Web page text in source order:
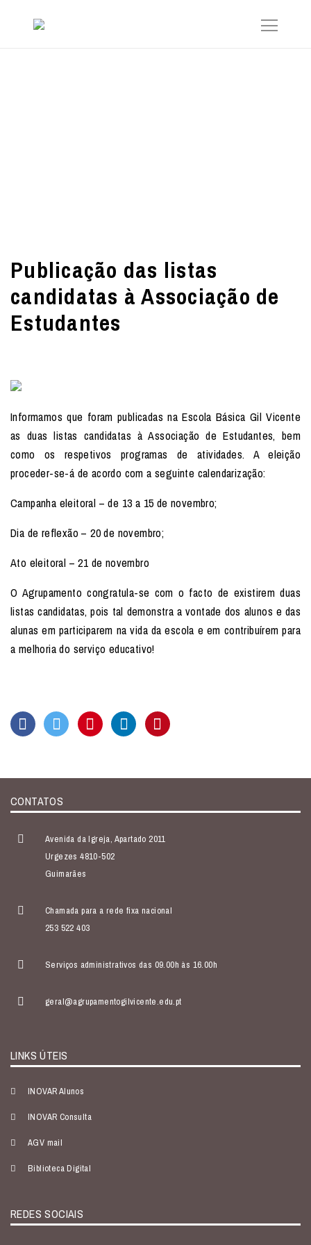
Publicação das listas
candidatas à Associação de
Estudantes
Informamos que foram publicadas na Escola Básica Gil Vicente
as duas listas candidatas à Associação de Estudantes, bem
como os respetivos programas de atividades. A eleição
proceder-se-á de acordo com a seguinte calendarização:
Campanha eleitoral – de 13 a 15 de novembro;
Dia de reflexão – 20 de novembro;
Ato eleitoral – 21 de novembro
O Agrupamento congratula-se com o facto de existirem duas
listas candidatas, pois tal demonstra a vontade dos alunos e das
alunas em participarem na vida da escola e em contribuírem para
a melhoria do serviço educativo!
CONTATOS
Avenida da Igreja, Apartado 2011
Urgezes 4810-502
Guimarães
Chamada para a rede fixa nacional
253 522 403
Serviços administrativos das 09.00h às 16.00h
geral@agrupamentogilvicente.edu.pt
LINKS ÚTEIS
INOVAR Alunos
INOVAR Consulta
AGV mail
Biblioteca Digital
REDES SOCIAIS